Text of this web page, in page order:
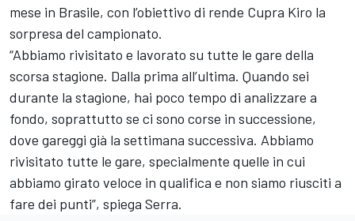
mese in Brasile, con l’obiettivo di rende Cupra Kiro la
sorpresa del campionato.
“Abbiamo rivisitato e lavorato su tutte le gare della
scorsa stagione. Dalla prima all’ultima. Quando sei
durante la stagione, hai poco tempo di analizzare a
fondo, soprattutto se ci sono corse in successione,
dove gareggi già la settimana successiva. Abbiamo
rivisitato tutte le gare, specialmente quelle in cui
abbiamo girato veloce in qualifica e non siamo riusciti a
fare dei punti”, spiega Serra.